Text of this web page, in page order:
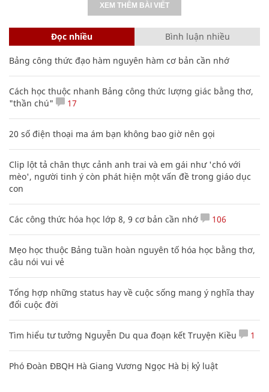
XEM THÊM BÀI VIẾT
Đọc nhiều Bình luận nhiều
Bảng công thức đạo hàm nguyên hàm cơ bản cần nhớ
Cách học thuộc nhanh Bảng công thức lượng giác bằng thơ,
"thần chú"
17
20 số điện thoại ma ám bạn không bao giờ nên gọi
Clip lột tả chân thực cảnh anh trai và em gái như 'chó với
mèo', người tinh ý còn phát hiện một vấn đề trong giáo dục
con
Các công thức hóa học lớp 8, 9 cơ bản cần nhớ 106
Mẹo học thuộc Bảng tuần hoàn nguyên tố hóa học bằng thơ,
câu nói vui vẻ
Tổng hợp những status hay về cuộc sống mang ý nghĩa thay
đổi cuộc đời
Tìm hiểu tư tưởng Nguyễn Du qua đoạn kết Truyện Kiều 1
Phó Đoàn ĐBQH Hà Giang Vương Ngọc Hà bị kỷ luật